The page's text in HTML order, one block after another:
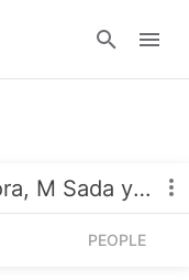
JM Arranz, JA Mora, M Sada y R Losada
PEOPLE